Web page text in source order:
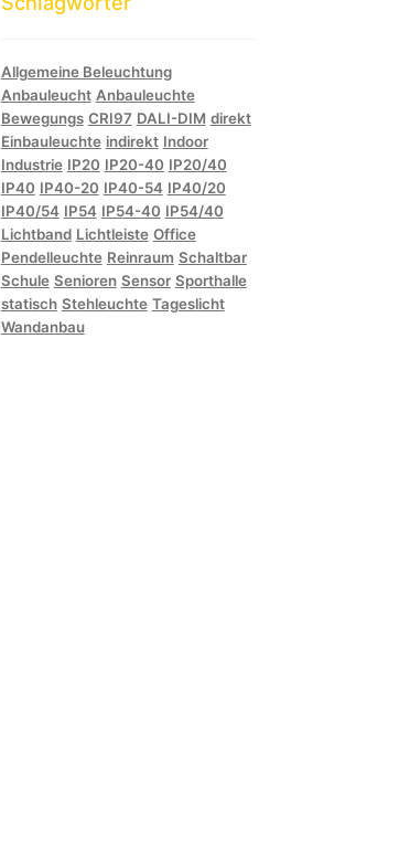
Allgemeine Beleuchtung
Anbauleucht Anbauleuchte
Bewegungs CRI97 DALI-DIM direkt
Einbauleuchte indirekt Indoor
Industrie IP20 IP20-40 IP20/40
IP40 IP40-20 IP40-54 IP40/20
IP40/54 IP54 IP54-40 IP54/40
Lichtband Lichtleiste Office
Pendelleuchte Reinraum Schaltbar
Schule Senioren Sensor Sporthalle
statisch Stehleuchte Tageslicht
Wandanbau